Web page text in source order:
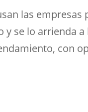
las empresas
se lo arrienda
con